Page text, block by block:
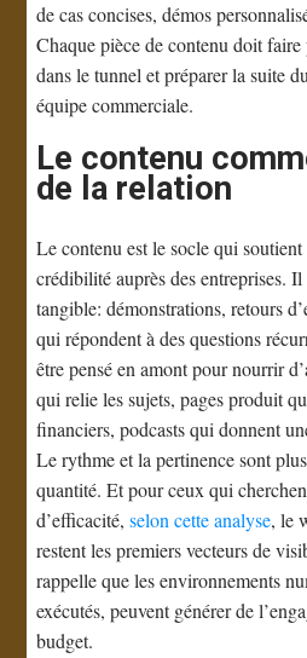
de cas concises, démos
Chaque pièce de contenu doit
dans le tunnel et préparer la suite
équipe commerciale.
Le contenu
de la relation
Le contenu est le socle qui
crédibilité auprès des entreprises.
tangible: démonstrations, retours
qui répondent à des questions
être pensé en amont pour nourrir
qui relie les sujets, pages produit
financiers, podcasts qui donnent
Le rythme et la pertinence sont
quantité. Et pour ceux qui
d’efficacité,selon cette analyse, le
restent les premiers vecteurs de
rappelle que les environnements
exécutés, peuvent générer de
budget.